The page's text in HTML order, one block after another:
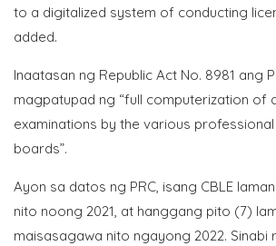
to a digitalized system of conducting
added.
Inaatasan ng Republic Act No. 8981 ang
magpatupad ng “full computerization of
examinations by the various
boards”.
Ayon sa datos ng PRC, isang CBLE
nito noong 2021, at hanggang pito (7)
maisasagawa nito ngayong 2022. Sinabi